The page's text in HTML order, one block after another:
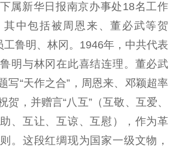
属新华日报南京办事处18名工作
其中包括被周恩来、董必武等贺
工鲁明、林冈。1946年，中共代表
明与林冈在此喜结连理。董必武
写“天作之合”，周恩来、邓颖超率
贺，并赠言“八互”（互敬、互爱、
、互让、互谅、互慰），作为革
。这段红绸现为国家一级文物，